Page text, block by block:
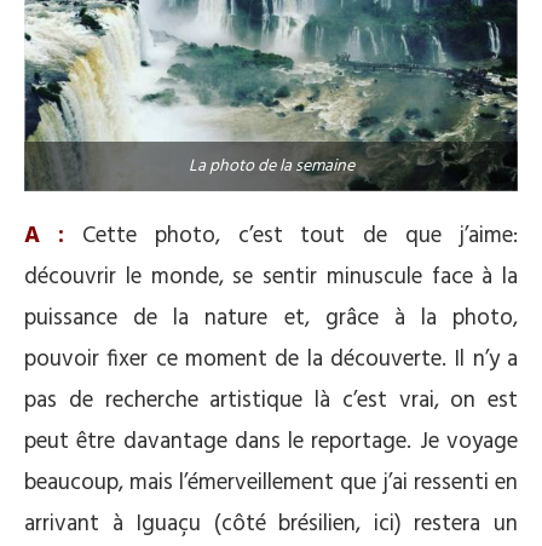
La photo de la semaine
A : Cette photo, c’est tout de que j’aime:
découvrir le monde, se sentir minuscule face à la
puissance de la nature et, grâce à la photo,
pouvoir fixer ce moment de la découverte. Il n’y a
pas de recherche artistique là c’est vrai, on est
peut être davantage dans le reportage. Je voyage
beaucoup, mais l’émerveillement que j’ai ressenti en
arrivant à Iguaçu (côté brésilien, ici) restera un